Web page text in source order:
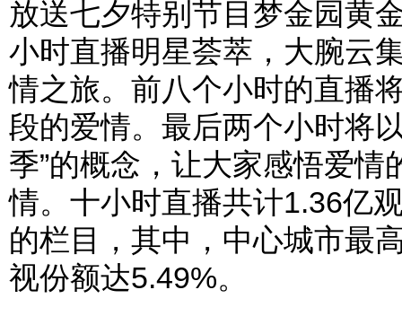
放送七夕特别节目梦金园黄
小时直播明星荟萃，大腕云
情之旅。前八个小时的直播
段的爱情。最后两个小时将
季”的概念，让大家感悟爱
情。十小时直播共计1.36亿
的栏目，其中，中心城市最
视份额达5.49%。